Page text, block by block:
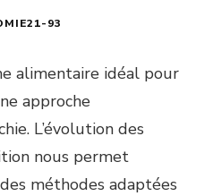
93
alimentaire idéal pour
approche
L’évolution des
nous permet
méthodes adaptées